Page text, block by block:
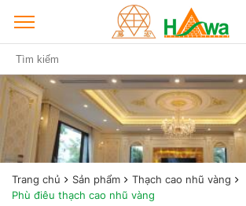
Trang chủ Sản phẩm
Thạch cao nhũ vàng
Phù điêu thạch cao nhũ vàng